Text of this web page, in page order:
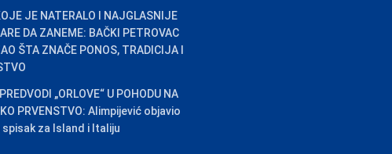
JE NATERALO I NAJGLASNIJE
DA ZANEME: BAČKI PETROVAC
ŠTA ZNAČE PONOS, TRADICIJA I
„ORLOVE“ U POHODU NA
PRVENSTVO: Alimpijević objavio
spisak za Island i Italiju